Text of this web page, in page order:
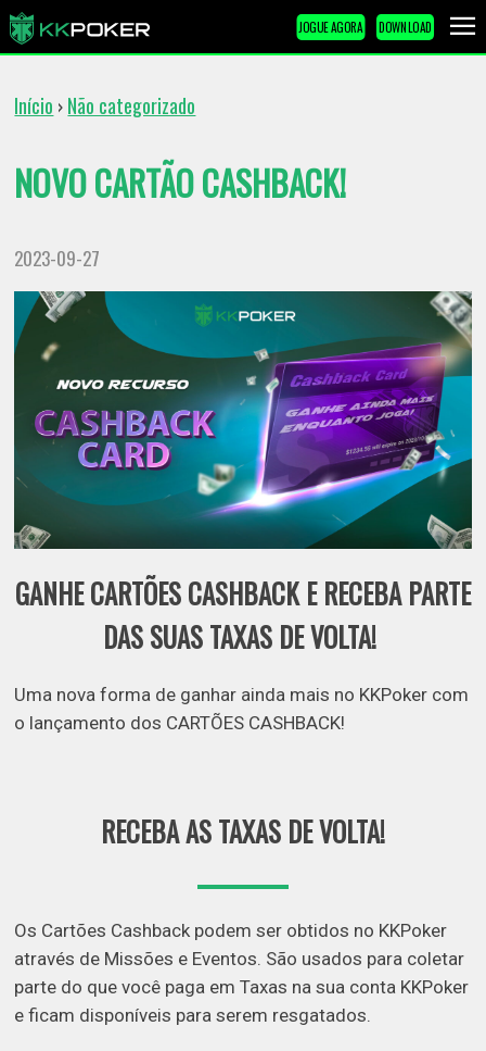
JOGUE AGORA DOWNLOAD
Início › Não categorizado
NOVO CARTÃO CASHBACK!
2023-09-27
GANHE CARTÕES CASHBACK E RECEBA PARTE
DAS SUAS TAXAS DE VOLTA!
Uma nova forma de ganhar ainda mais no KKPoker com
o lançamento dos CARTÕES CASHBACK!
RECEBA AS TAXAS DE VOLTA!
Os Cartões Cashback podem ser obtidos no KKPoker
através de Missões e Eventos. São usados para coletar
parte do que você paga em Taxas na sua conta KKPoker
e ficam disponíveis para serem resgatados.